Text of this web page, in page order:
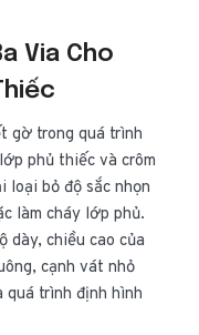
Via Cho
gờ trong quá trình
phủ thiếc và crôm
bỏ độ sắc nhọn
làm cháy lớp phủ.
dày, chiều cao của
cạnh vát nhỏ
quá trình định hình